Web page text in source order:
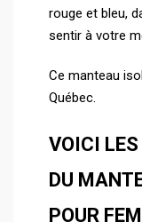
rouge et bleu,
sentir à votre
Ce manteau
Québec.
VOICI
DU
POUR